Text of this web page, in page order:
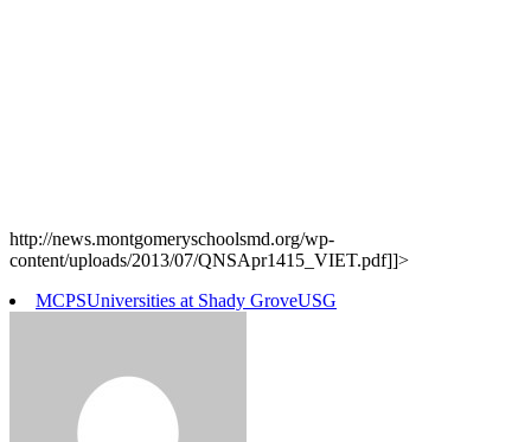
http://news.montgomeryschoolsmd.org/wp-
content/uploads/2013/07/QNSApr1415_VIET.pdf]]>
MCPSUniversities at Shady GroveUSG